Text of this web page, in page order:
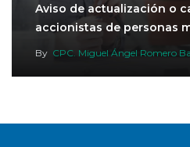
Aviso de actualización o
accionistas de personas
By CPC. Miguel Ángel Romero